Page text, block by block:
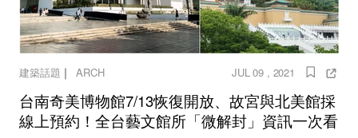
建築話題 ｜ARCH JUL 09 , 2021
台南奇美博物館7/13恢復開放、故宮與北美館採
線上預約！全台藝文館所「微解封」資訊一次看